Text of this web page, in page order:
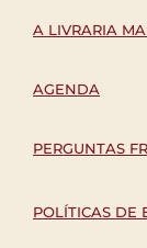
A LIVRARIA
AGENDA
PERGUNTAS
POLÍTICAS DE